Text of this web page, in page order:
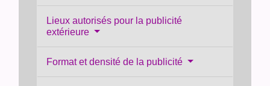
Lieux autorisés pour la publicité
extérieure
Format et densité de la publicité